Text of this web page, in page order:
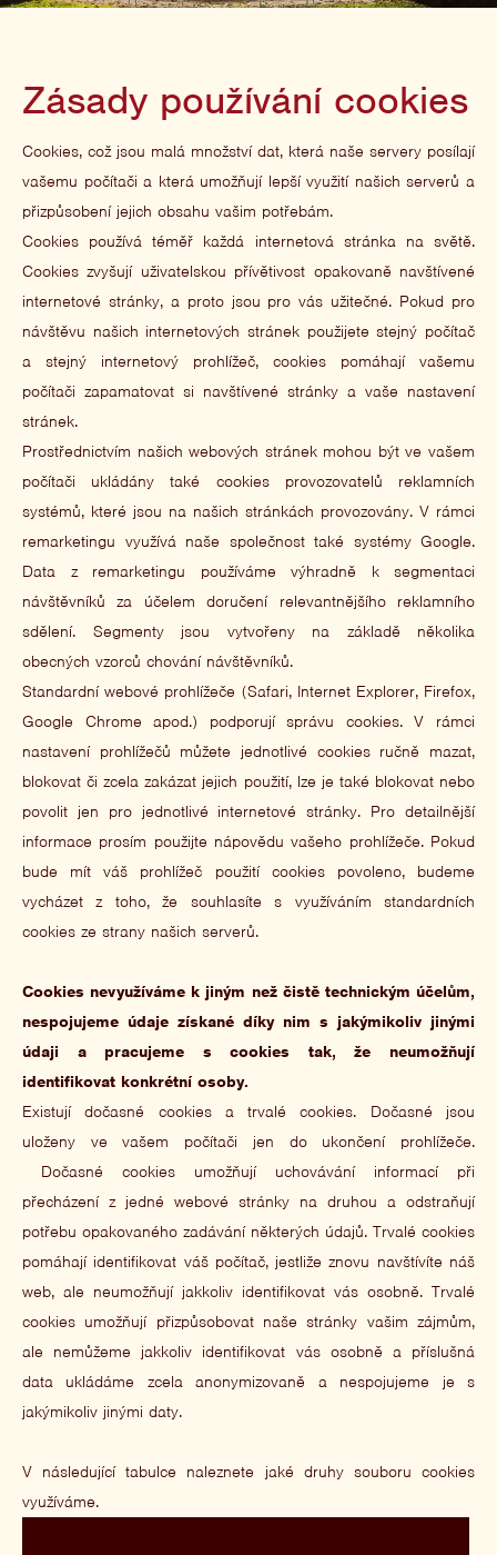
Zásady používání cookies
Cookies, což jsou malá množství dat, která naše servery posílají
vašemu počítači a která umožňují lepší využití našich serverů a
přizpůsobení jejich obsahu vašim potřebám.
Cookies používá téměř každá internetová stránka na světě.
Cookies zvyšují uživatelskou přívětivost opakovaně navštívené
internetové stránky, a proto jsou pro vás užitečné. Pokud pro
návštěvu našich internetových stránek použijete stejný počítač
a stejný internetový prohlížeč, cookies pomáhají vašemu
počítači zapamatovat si navštívené stránky a vaše nastavení
stránek.
Prostřednictvím našich webových stránek mohou být ve vašem
počítači ukládány také cookies provozovatelů reklamních
systémů, které jsou na našich stránkách provozovány. V rámci
remarketingu využívá naše společnost také systémy Google.
Data z remarketingu používáme výhradně k segmentaci
návštěvníků za účelem doručení relevantnějšího reklamního
sdělení. Segmenty jsou vytvořeny na základě několika
obecných vzorců chování návštěvníků.
Standardní webové prohlížeče (Safari, Internet Explorer, Firefox,
Google Chrome apod.) podporují správu cookies. V rámci
nastavení prohlížečů můžete jednotlivé cookies ručně mazat,
blokovat či zcela zakázat jejich použití, lze je také blokovat nebo
povolit jen pro jednotlivé internetové stránky. Pro detailnější
informace prosím použijte nápovědu vašeho prohlížeče. Pokud
bude mít váš prohlížeč použití cookies povoleno, budeme
vycházet z toho, že souhlasíte s využíváním standardních
cookies ze strany našich serverů.
Cookies nevyužíváme k jiným než čistě technickým účelům,
nespojujeme údaje získané díky nim s jakýmikoliv jinými
údaji a pracujeme s cookies tak, že neumožňují
identifikovat konkrétní osoby.
Existují dočasné cookies a trvalé cookies. Dočasné jsou
uloženy ve vašem počítači jen do ukončení prohlížeče.
Dočasné cookies umožňují uchovávání informací při
přecházení z jedné webové stránky na druhou a odstraňují
potřebu opakovaného zadávání některých údajů. Trvalé cookies
pomáhají identifikovat váš počítač, jestliže znovu navštívíte náš
web, ale neumožňují jakkoliv identifikovat vás osobně. Trvalé
cookies umožňují přizpůsobovat naše stránky vašim zájmům,
ale nemůžeme jakkoliv identifikovat vás osobně a příslušná
data ukládáme zcela anonymizovaně a nespojujeme je s
jakýmikoliv jinými daty.
V následující tabulce naleznete jaké druhy souboru cookies
využíváme.